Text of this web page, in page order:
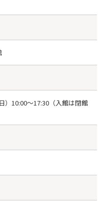
）10:00～17:30（入館は閉館